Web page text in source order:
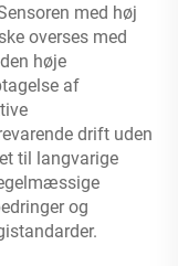
med høj
overses med
høje
af
drift uden
til langvarige
og